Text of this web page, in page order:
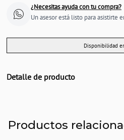
¿Necesitas ayuda con tu compra?
Un asesor está listo para asistirte
Disponibilidad
Detalle de producto
País de origen:
Productos